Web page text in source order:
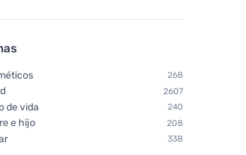
268
2607
de vida 240
e hijo 208
338